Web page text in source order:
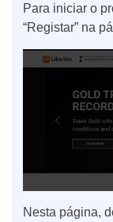
Para iniciar o
“Registar” na
Nesta página,